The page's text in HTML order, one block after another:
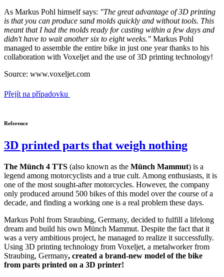
As Markus Pohl himself says: "The great advantage of 3D printing
is that you can produce sand molds quickly and without tools. This
meant that I had the molds ready for casting within a few days and
didn't have to wait another six to eight weeks." Markus Pohl
managed to assemble the entire bike in just one year thanks to his
collaboration with Voxeljet and the use of 3D printing technology!
Source: www.voxeljet.com
Přejít na případovku
Reference
3D printed parts that weigh nothing
The Münch 4 TTS (also known as the Münch Mammut) is a
legend among motorcyclists and a true cult. Among enthusiasts, it is
one of the most sought-after motorcycles. However, the company
only produced around 500 bikes of this model over the course of a
decade, and finding a working one is a real problem these days.
Markus Pohl from Straubing, Germany, decided to fulfill a lifelong
dream and build his own Münch Mammut. Despite the fact that it
was a very ambitious project, he managed to realize it successfully.
Using 3D printing technology from Voxeljet, a metalworker from
Straubing, Germany, created a brand-new model of the bike
from parts printed on a 3D printer!